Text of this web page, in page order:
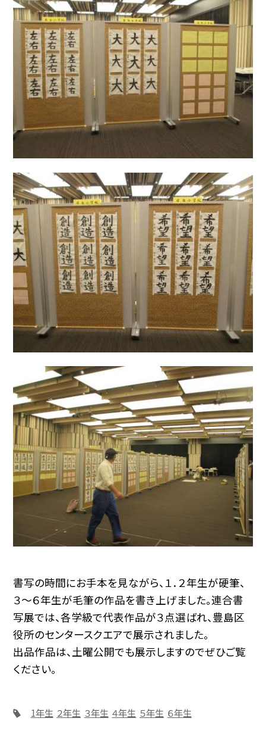
書写の時間にお手本を見ながら、１．２年生が硬筆、
３〜６年生が毛筆の作品を書き上げました。連合書
写展では、各学級で代表作品が３点選ばれ、豊島区
役所のセンタースクエアで展示されました。
出品作品は、土曜公開でも展示しますのでぜひご覧
ください。
1年生 ２年生 ３年生 ４年生 ５年生 ６年生